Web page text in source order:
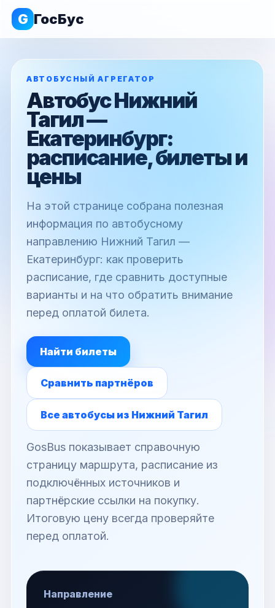
G ГосБус
АВТОБУСНЫЙ АГРЕГАТОР
Автобус Нижний
Тагил —
Екатеринбург:
расписание, билеты и
цены
На этой странице собрана полезная
информация по автобусному
направлению Нижний Тагил —
Екатеринбург: как проверить
расписание, где сравнить доступные
варианты и на что обратить внимание
перед оплатой билета.
Найти билеты
Сравнить партнёров
Все автобусы из Нижний Тагил
GosBus показывает справочную
страницу маршрута, расписание из
подключённых источников и
партнёрские ссылки на покупку.
Итоговую цену всегда проверяйте
перед оплатой.
Направление